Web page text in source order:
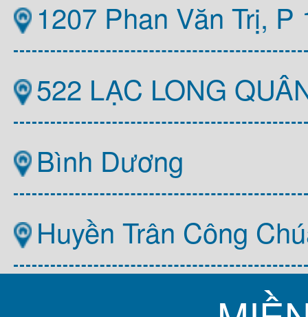
1207 Phan Văn Trị,
522 LẠC LONG
Bình Dương
Huyền Trân Công